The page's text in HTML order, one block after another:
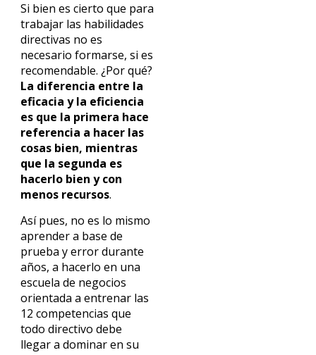
Si bien es cierto que para
trabajar las habilidades
directivas no es
necesario formarse, si es
recomendable. ¿Por qué?
La diferencia entre la
eficacia y la eficiencia
es que la primera hace
referencia a hacer las
cosas bien, mientras
que la segunda es
hacerlo bien y con
menos recursos.
Así pues, no es lo mismo
aprender a base de
prueba y error durante
años, a hacerlo en una
escuela de negocios
orientada a entrenar las
12 competencias que
todo directivo debe
llegar a dominar en su